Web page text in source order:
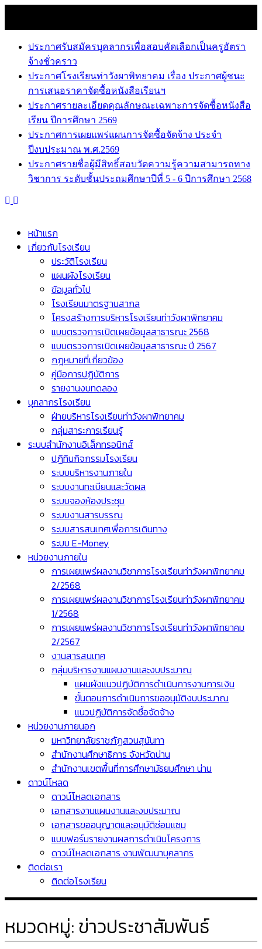
content
ประกาศรับสมัครบุคลากรเพื่อสอบคัดเลือกเป็นครูอัตรา
จ้างชั่วคราว
ประกาศโรงเรียนท่าวังผาพิทยาคม เรื่อง ประกาศผู้ชนะ
การเสนอราคาจัดซื้อหนังสือเรียนฯ
ประกาศรายละเอียดคุณลักษณะเฉพาะการจัดซื้อหนังสือ
เรียน ปีการศึกษา 2569
ประกาศการเผยแพร่แผนการจัดซื้อจัดจ้าง ประจำ
ปีงบประมาณ พ.ศ.2569
ประกาศรายชื่อผู้มีสิทธิ์สอบวัดความรู้ความสามารถทาง
วิชาการ ระดับชั้นประถมศึกษาปีที่ 5 - 6 ปีการศึกษา 2568
หน้าแรก
เกี่ยวกับโรงเรียน
ประวัติโรงเรียน
แผนผังโรงเรียน
ข้อมูลทั่วไป
โรงเรียนมาตรฐานสากล
โครงสร้างการบริหารโรงเรียนท่าวังผาพิทยาคม
แบบตรวจการเปิดเผยข้อมูลสาธารณะ 2568
แบบตรวจการเปิดเผยข้อมูลสาธารณะ ปี 2567
กฎหมายที่เกี่ยวข้อง
คู่มือการปฏิบัติการ
รายงานงบทดลอง
บุคลากรโรงเรียน
ฝ่ายบริหารโรงเรียนท่าวังผาพิทยาคม
กลุ่มสาระการเรียนรู้
ระบบสำนักงานอิเล็กทรอนิกส์
ปฏิทินกิจกรรมโรงเรียน
ระบบบริหารงานภายใน
ระบบงานทะเบียนและวัดผล
ระบบจองห้องประชุม
ระบบงานสารบรรณ
ระบบสารสนเทศเพื่อการเดินทาง
ระบบ E-Money
หน่วยงานภายใน
การเผยแพร่ผลงานวิชาการโรงเรียนท่าวังผาพิทยาคม
2/2568
การเผยแพร่ผลงานวิชาการโรงเรียนท่าวังผาพิทยาคม
1/2568
การเผยแพร่ผลงานวิชาการโรงเรียนท่าวังผาพิทยาคม
2/2567
งานสารสนเทศ
กลุ่มบริหารงานแผนงานและงบประมาณ
แผนผังแนวปฏิบัติการดำเนินการงานการเงิน
ขั้นตอนการดำเนินการขออนุมัติงบประมาณ
แนวปฏิบัติการจัดซื้อจัดจ้าง
หน่วยงานภายนอก
มหาวิทยาลัยราชภัฏสวนสุนันทา
สำนักงานศึกษาธิการ จังหวัดน่าน
สำนักงานเขตพื้นที่การศึกษามัธยมศึกษา น่าน
ดาวน์โหลด
ดาวน์โหลดเอกสาร
เอกสารงานแผนงานและงบประมาณ
เอกสารขออนุญาตและอนุมัติซ่อมแซม
แบบฟอร์มรายงานผลการดำเนินโครงการ
ดาวน์โหลดเอกสาร งานพัฒนาบุคลากร
ติดต่อเรา
ติดต่อโรงเรียน
หมวดหมู่:ข่าวประชาสัมพันธ์